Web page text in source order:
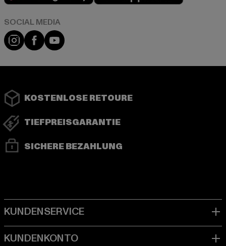
Instagram
FacebookYouTube
KOSTENLOSE RETOURE
TIEFPREISGARANTIE
SICHERE BEZAHLUNG